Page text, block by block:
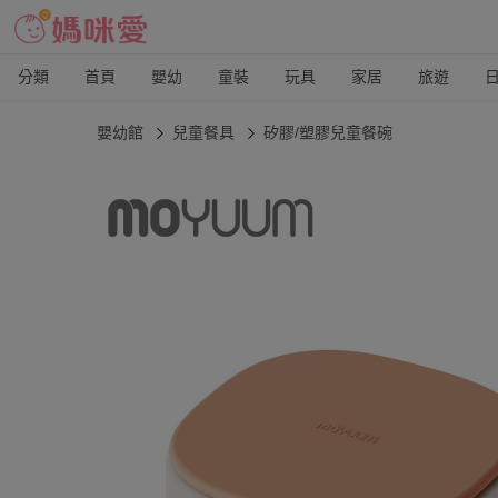
分類 首頁 嬰幼 童裝 玩具 家居 旅遊
嬰幼館 兒童餐具 矽膠/塑膠兒童餐碗